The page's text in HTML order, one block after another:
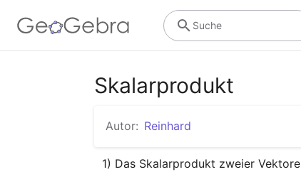
Suche
Skalarprodukt
Autor: Reinhard
1) Das Skalarprodukt zweier